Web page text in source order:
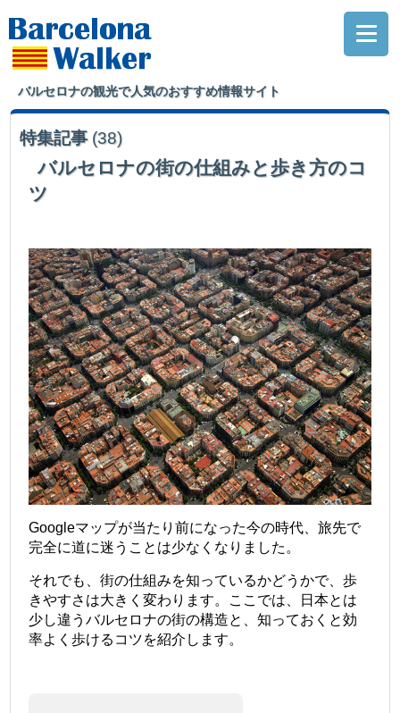
バルセロナの観光で人気のおすすめ情報サイト
特集記事 (38)
バルセロナの街の仕組みと歩き方のコ
ツ
Googleマップが当たり前になった今の時代、旅先で
完全に道に迷うことは少なくなりました。
それでも、街の仕組みを知っているかどうかで、歩
きやすさは大きく変わります。ここでは、日本とは
少し違うバルセロナの街の構造と、知っておくと効
率よく歩けるコツを紹介します。